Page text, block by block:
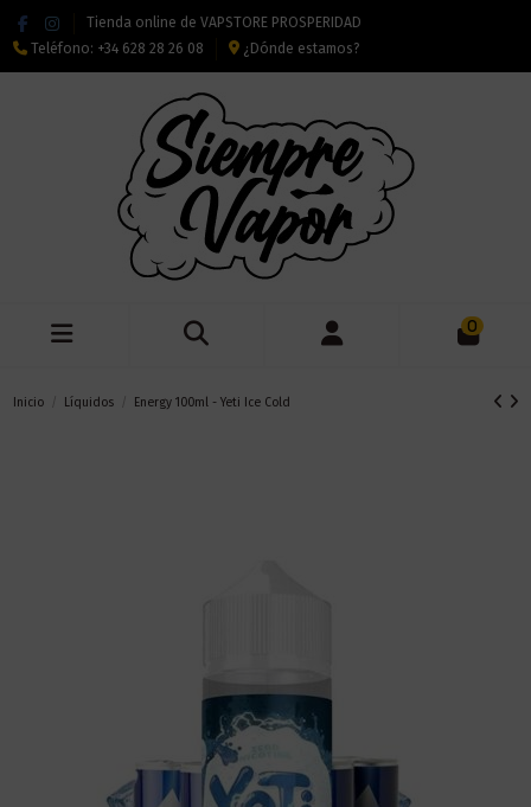
Tienda online de VAPSTORE PROSPERIDAD
Teléfono: +34 628 28 26 08 ¿Dónde estamos?
0
Inicio Líquidos Energy 100ml - Yeti Ice Cold